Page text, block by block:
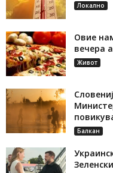
Локално
Овие
вечера
Живот
Балкан